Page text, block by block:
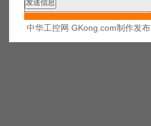
中华工控网 GKong.com制作发布